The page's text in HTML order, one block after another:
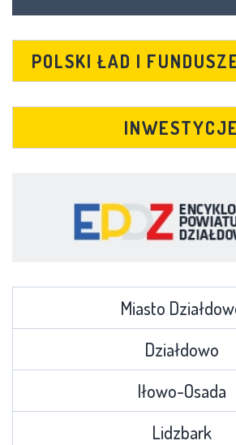
POLSKI ŁAD I
INWESTYCJE
Miasto
Działdowo
Iłowo-Osada
Lidzbark